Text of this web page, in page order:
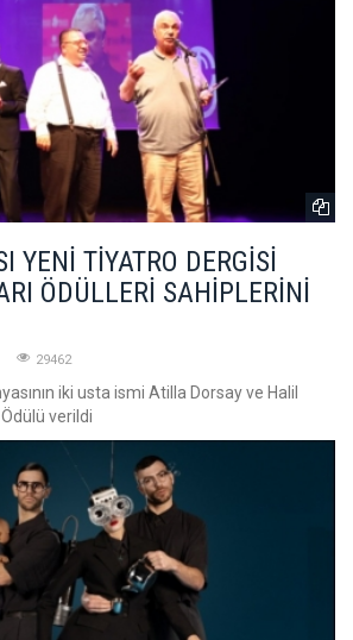
YENİ TİYATRO DERGİSİ
ÖDÜLLERİ SAHİPLERİNİ
29462
iki usta ismi Atilla Dorsay ve Halil
verildi